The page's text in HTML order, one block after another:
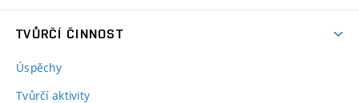
TVŮRČÍ ČINNOST
Úspěchy
Tvůrčí aktivity